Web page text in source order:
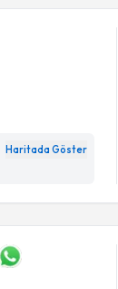
Haritada Göster